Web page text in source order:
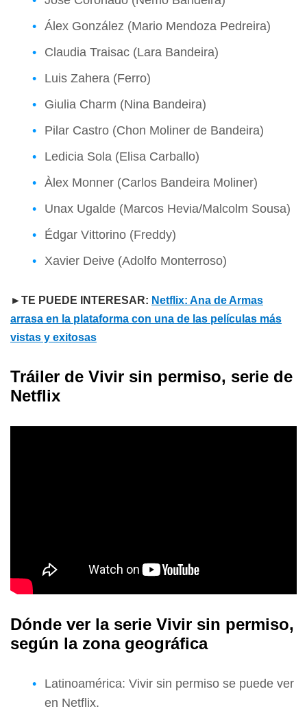
Álex González (Mario Mendoza Pedreira)
Claudia Traisac (Lara Bandeira)
Luis Zahera (Ferro)
Giulia Charm (Nina Bandeira)
Pilar Castro (Chon Moliner de Bandeira)
Ledicia Sola (Elisa Carballo)
Àlex Monner (Carlos Bandeira Moliner)
Unax Ugalde (Marcos Hevia/Malcolm Sousa)
Édgar Vittorino (Freddy)
Xavier Deive (Adolfo Monterroso)
►TE PUEDE INTERESAR: Netflix: Ana de Armas
arrasa en la plataforma con una de las películas más
vistas y exitosas
Tráiler de Vivir sin permiso, serie de
Netflix
Dónde ver la serie Vivir sin permiso,
según la zona geográfica
Latinoamérica: Vivir sin permiso se puede ver
en Netflix.